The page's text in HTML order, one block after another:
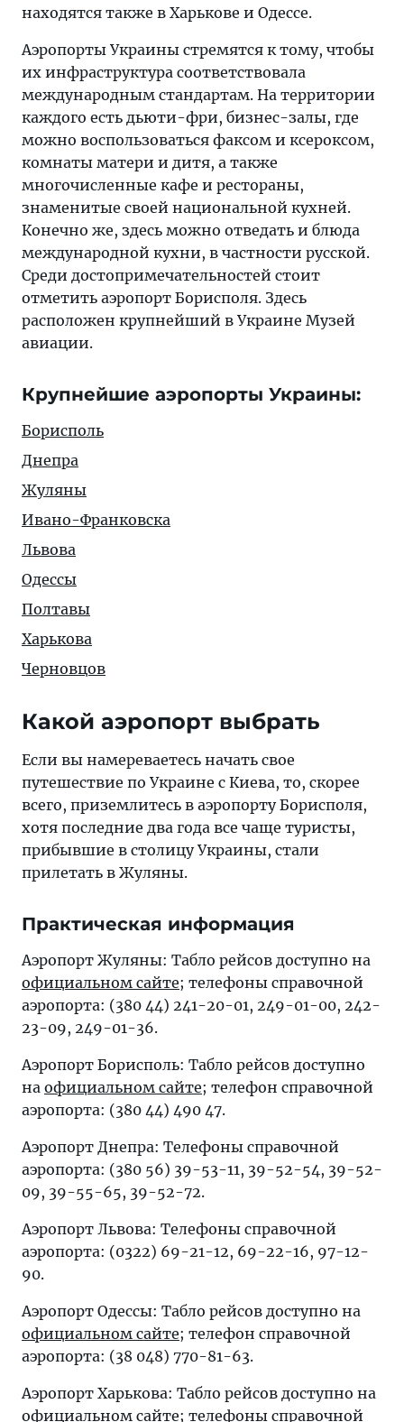
находятся также в Харькове и Одессе.
Аэропорты Украины стремятся к тому, чтобы
их инфраструктура соответствовала
международным стандартам. На территории
каждого есть дьюти-фри, бизнес-залы, где
можно воспользоваться факсом и ксероксом,
комнаты матери и дитя, а также
многочисленные кафе и рестораны,
знаменитые своей национальной кухней.
Конечно же, здесь можно отведать и блюда
международной кухни, в частности русской.
Среди достопримечательностей стоит
отметить аэропорт Борисполя. Здесь
расположен крупнейший в Украине Музей
авиации.
Крупнейшие аэропорты Украины:
Борисполь
Днепра
Жуляны
Ивано-Франковска
Львова
Одессы
Полтавы
Харькова
Черновцов
Какой аэропорт выбрать
Если вы намереваетесь начать свое
путешествие по Украине с Киева, то, скорее
всего, приземлитесь в аэропорту Борисполя,
хотя последние два года все чаще туристы,
прибывшие в столицу Украины, стали
прилетать в Жуляны.
Практическая информация
Аэропорт Жуляны: Табло рейсов доступно на
официальном сайте; телефоны справочной
аэропорта: (380 44) 241-20-01, 249-01-00, 242-
23-09, 249-01-36.
Аэропорт Борисполь: Табло рейсов доступно
на официальном сайте; телефон справочной
аэропорта: (380 44) 490 47.
Аэропорт Днепра: Телефоны справочной
аэропорта: (380 56) 39-53-11, 39-52-54, 39-52-
09, 39-55-65, 39-52-72.
Аэропорт Львова: Телефоны справочной
аэропорта: (0322) 69-21-12, 69-22-16, 97-12-
90.
Аэропорт Одессы: Табло рейсов доступно на
официальном сайте; телефон справочной
аэропорта: (38 048) 770-81-63.
Аэропорт Харькова: Табло рейсов доступно на
официальном сайте; телефоны справочной